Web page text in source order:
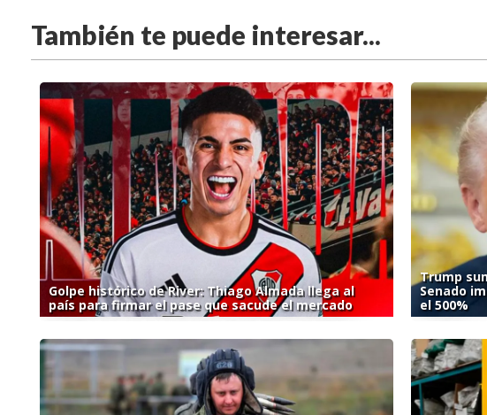
También te puede interesar...
Golpe histórico de River: Thiago Almada llega al
país para firmar el pase que sacude el mercado
Trump
Senado
el 500%